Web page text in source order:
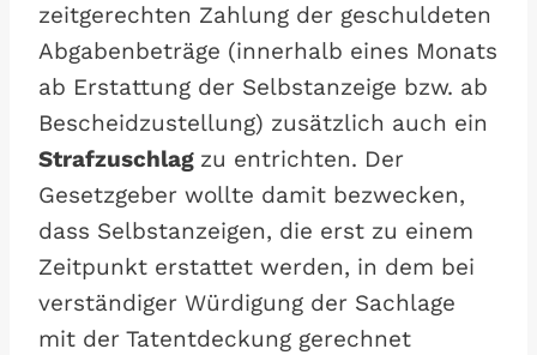
zeitgerechten Zahlung der geschuldeten
Abgabenbeträge (innerhalb eines Monats
ab Erstattung der Selbstanzeige bzw. ab
Bescheidzustellung) zusätzlich auch ein
Strafzuschlag zu entrichten. Der
Gesetzgeber wollte damit bezwecken,
dass Selbstanzeigen, die erst zu einem
Zeitpunkt erstattet werden, in dem bei
verständiger Würdigung der Sachlage
mit der Tatentdeckung gerechnet